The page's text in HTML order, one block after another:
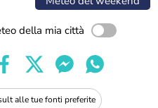
della mia città
alle tue fonti preferite